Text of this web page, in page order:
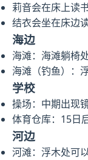
莉音会在床上读书
结衣会坐在床边读
海边
海滩：海滩躺椅
海滩（钓鱼）：
学校
操场：中期出现镜
体育仓库：15日
河边
河滩：浮木处可